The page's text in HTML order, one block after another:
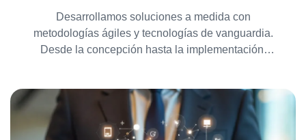
Desarrollamos soluciones a medida con
metodologías ágiles y tecnologías de vanguardia.
Desde la concepción hasta la implementación,